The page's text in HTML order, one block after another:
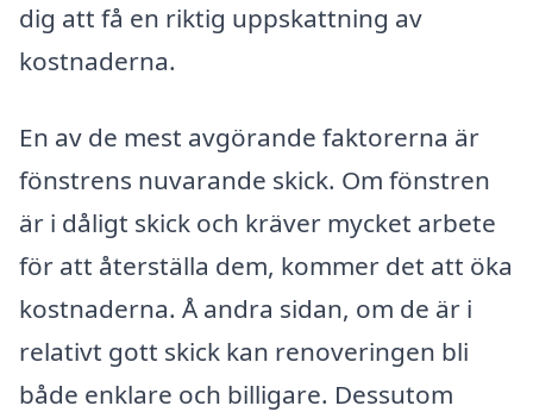
dig att få en riktig uppskattning av
kostnaderna.
En av de mest avgörande faktorerna är
fönstrens nuvarande skick. Om fönstren
är i dåligt skick och kräver mycket arbete
för att återställa dem, kommer det att öka
kostnaderna. Å andra sidan, om de är i
relativt gott skick kan renoveringen bli
både enklare och billigare. Dessutom